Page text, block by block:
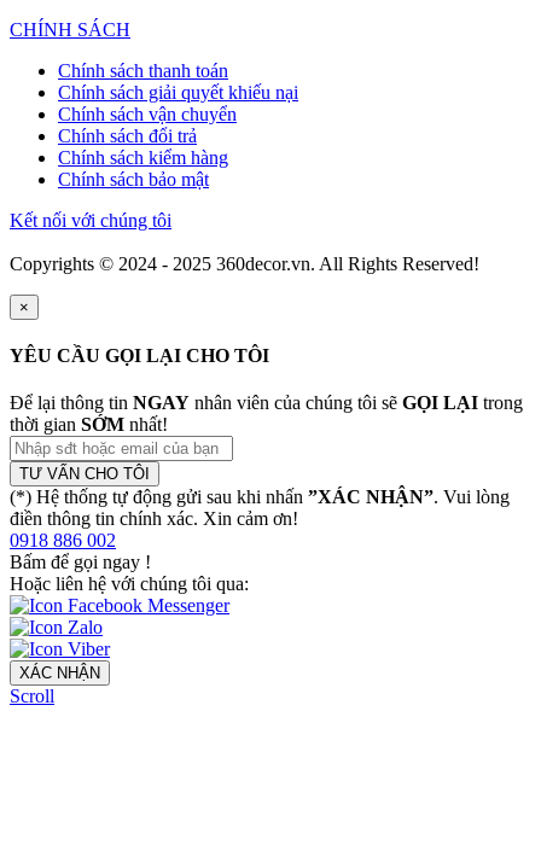
CHÍNH SÁCH
Chính sách thanh toán
Chính sách giải quyết khiếu nại
Chính sách vận chuyển
Chính sách đổi trả
Chính sách kiểm hàng
Chính sách bảo mật
Kết nối với chúng tôi
Copyrights © 2024 - 2025 360decor.vn. All Rights Reserved!
×
YÊU CẦU GỌI LẠI CHO TÔI
Để lại thông tin NGAY nhân viên của chúng tôi sẽ GỌI LẠI trong
thời gian SỚM nhất!
TƯ VẤN CHO TÔI
(*) Hệ thống tự động gửi sau khi nhấn ”XÁC NHẬN”. Vui lòng
điền thông tin chính xác. Xin cảm ơn!
0918 886 002
Bấm để gọi ngay !
Hoặc liên hệ với chúng tôi qua:
XÁC NHẬN
Scroll